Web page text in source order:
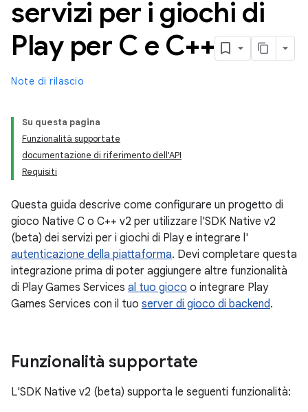
servizi per i giochi di
Play per C e C++
Note di rilascio
Su questa pagina
Funzionalità supportate
documentazione di riferimento dell'API
Requisiti
Questa guida descrive come configurare un progetto di
gioco Native C o C++ v2 per utilizzare l'SDK Native v2
(beta) dei servizi per i giochi di Play e integrare l'
autenticazione della piattaforma. Devi completare questa
integrazione prima di poter aggiungere altre funzionalità
di Play Games Services al tuo gioco o integrare Play
Games Services con il tuo server di gioco di backend.
Funzionalità supportate
L'SDK Native v2 (beta) supporta le seguenti funzionalità: